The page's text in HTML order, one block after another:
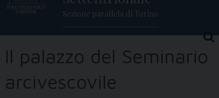
Sezione parallela di Torino
Il palazzo del Seminario
arcivescovile